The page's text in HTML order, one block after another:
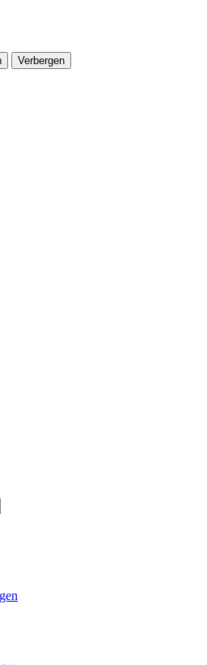
Verbergen